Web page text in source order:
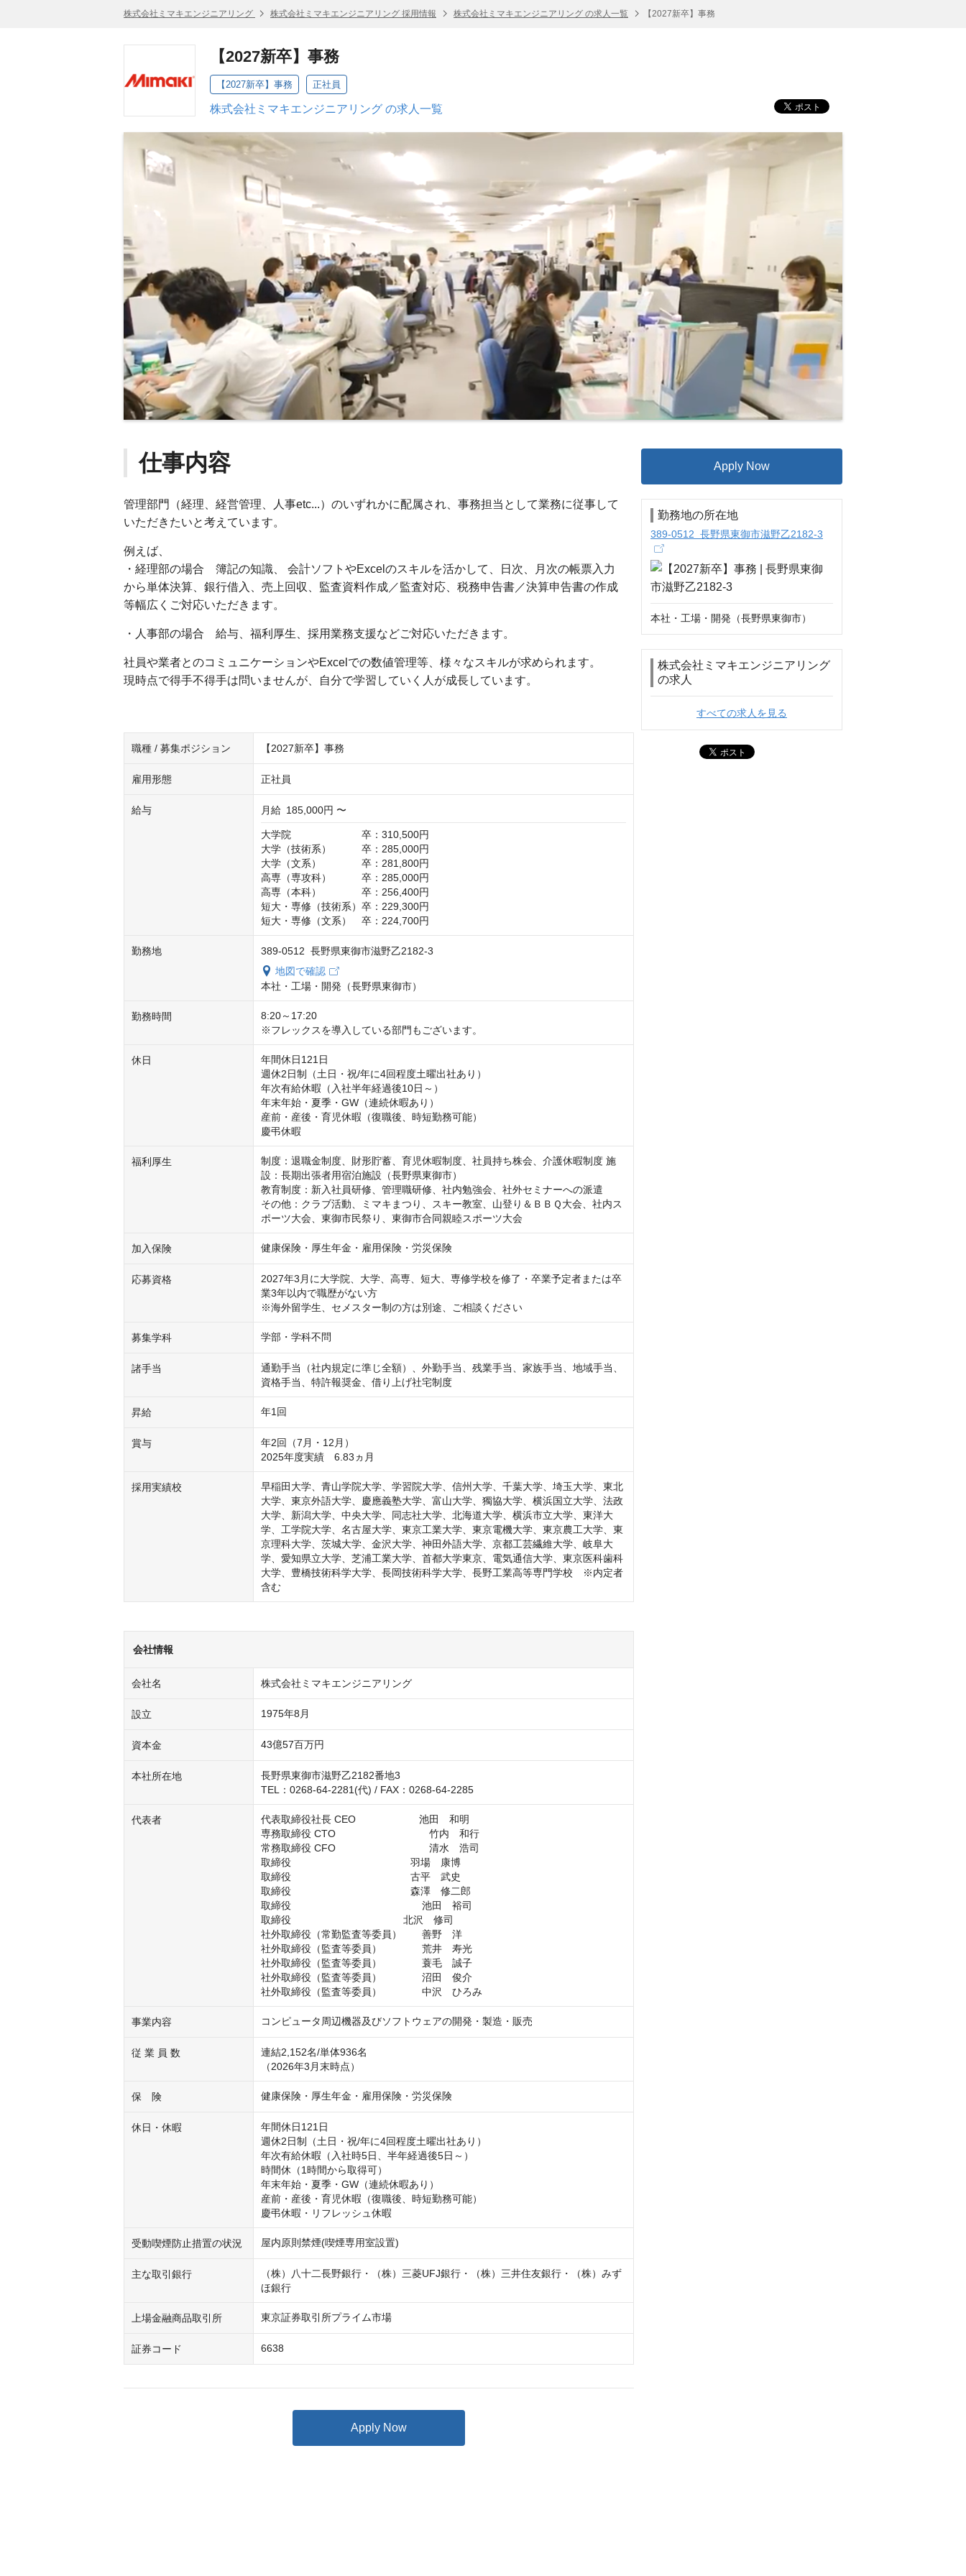
株式会社ミマキエンジニアリング 株式会社ミマキエンジニアリング 採用情報 株式会社ミマキエンジニアリング の求人一覧 【2027新卒】事務
【2027新卒】事務
【2027新卒】事務 正社員
株式会社ミマキエンジニアリング の求人一覧
仕事内容
管理部門（経理、経営管理、人事etc...）のいずれかに配属され、事務担当として業務に従事して
いただきたいと考えています。
例えば、
・経理部の場合 簿記の知識、 会計ソフトやExcelのスキルを活かして、日次、月次の帳票入力
から単体決算、銀行借入、売上回収、監査資料作成／監査対応、税務申告書／決算申告書の作成
等幅広くご対応いただきます。
・人事部の場合 給与、福利厚生、採用業務支援などご対応いただきます。
社員や業者とのコミュニケーションやExcelでの数値管理等、様々なスキルが求められます。
現時点で得手不得手は問いませんが、自分で学習していく人が成長しています。
職種 / 募集ポジション 【2027新卒】事務
雇用形態 正社員
給与 月給 185,000円 〜
大学院　　　　　　　卒：310,500円
大学（技術系）　　　卒：285,000円
大学（文系）　　　　卒：281,800円
高専（専攻科）　　　卒：285,000円
高専（本科）　　　　卒：256,400円
短大・専修（技術系）卒：229,300円
短大・専修（文系）　卒：224,700円
勤務地
389-0512 長野県東御市滋野乙2182-3
地図で確認
本社・工場・開発（長野県東御市）
勤務時間
8:20～17:20
※フレックスを導入している部門もございます。
休日
年間休日121日
週休2日制（土日・祝/年に4回程度土曜出社あり）
年次有給休暇（入社半年経過後10日～）
年末年始・夏季・GW（連続休暇あり）
産前・産後・育児休暇（復職後、時短勤務可能）
慶弔休暇
福利厚生
制度：退職金制度、財形貯蓄、育児休暇制度、社員持ち株会、介護休暇制度 施
設：長期出張者用宿泊施設（長野県東御市）
教育制度：新入社員研修、管理職研修、社内勉強会、社外セミナーへの派遣
その他：クラブ活動、ミマキまつり、スキー教室、山登り＆ＢＢＱ大会、社内ス
ポーツ大会、東御市民祭り、東御市合同親睦スポーツ大会
加入保険 健康保険・厚生年金・雇用保険・労災保険
応募資格
2027年3月に大学院、大学、高専、短大、専修学校を修了・卒業予定者または卒
業3年以内で職歴がない方
※海外留学生、セメスター制の方は別途、ご相談ください
募集学科 学部・学科不問
諸手当
通勤手当（社内規定に準じ全額）、外勤手当、残業手当、家族手当、地域手当、
資格手当、特許報奨金、借り上げ社宅制度
昇給 年1回
賞与
年2回（7月・12月）
2025年度実績　6.83ヵ月
採用実績校
早稲田大学、青山学院大学、学習院大学、信州大学、千葉大学、埼玉大学、東北
大学、東京外語大学、慶應義塾大学、富山大学、獨協大学、横浜国立大学、法政
大学、新潟大学、中央大学、同志社大学、北海道大学、横浜市立大学、東洋大
学、工学院大学、名古屋大学、東京工業大学、東京電機大学、東京農工大学、東
京理科大学、茨城大学、金沢大学、神田外語大学、京都工芸繊維大学、岐阜大
学、愛知県立大学、芝浦工業大学、首都大学東京、電気通信大学、東京医科歯科
大学、豊橋技術科学大学、長岡技術科学大学、長野工業高等専門学校　※内定者
含む
会社情報
会社名 株式会社ミマキエンジニアリング
設立 1975年8月
資本金 43億57百万円
本社所在地
長野県東御市滋野乙2182番地3
TEL：0268-64-2281(代) / FAX：0268-64-2285
代表者
代表取締役社長 CEO　　　　　 　池田　和明
専務取締役 CTO	　　　　　　　  竹内　和行
常務取締役 CFO	　　　　　　　  清水　浩司
取締役	　　　　　　　　　　 羽場　康博
取締役	　　　　　 　　　　　古平　武史
取締役	　　　　　　　　　　 森澤　修二郎
取締役　　　　　　　　　　　　　池田　裕司
取締役　　　　　	　　　　　北沢　修司
社外取締役（常勤監査等委員）　　善野　洋
社外取締役（監査等委員）	　　 荒井　寿光
社外取締役（監査等委員）	　　 蓑毛　誠子
社外取締役（監査等委員）	　　 沼田　俊介
社外取締役（監査等委員）	　　 中沢　ひろみ
事業内容 コンピュータ周辺機器及びソフトウェアの開発・製造・販売
従 業 員 数
連結2,152名/単体936名
（2026年3月末時点）
保 険 健康保険・厚生年金・雇用保険・労災保険
休日・休暇
年間休日121日
週休2日制（土日・祝/年に4回程度土曜出社あり）
年次有給休暇（入社時5日、半年経過後5日～）
時間休（1時間から取得可）
年末年始・夏季・GW（連続休暇あり）
産前・産後・育児休暇（復職後、時短勤務可能）
慶弔休暇・リフレッシュ休暇
受動喫煙防止措置の状況 屋内原則禁煙(喫煙専用室設置)
主な取引銀行
（株）八十二長野銀行・（株）三菱UFJ銀行・（株）三井住友銀行・（株）みず
ほ銀行
上場金融商品取引所 東京証券取引所プライム市場
証券コード 6638
Apply Now
Apply Now
勤務地の所在地
389-0512 長野県東御市滋野乙2182-3
本社・工場・開発（長野県東御市）
株式会社ミマキエンジニアリング
の求人
すべての求人を見る